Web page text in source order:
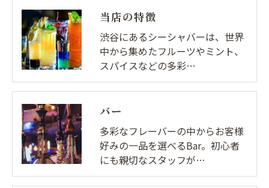
当店の特徴
渋谷にあるシーシャバーは、世界
中から集めたフルーツやミント、
スパイスなどの多彩…
バー
多彩なフレーバーの中からお客様
好みの一品を選べるBar。初心者
にも親切なスタッフが…